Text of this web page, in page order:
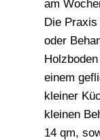
am
Die
oder
einem
kleiner
kleinen
14 qm,